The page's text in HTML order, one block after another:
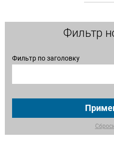
Фильтр
Фильтр по заголовку